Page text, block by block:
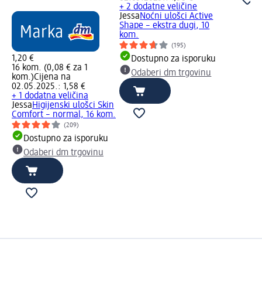
1,20 €
16 kom. (0,08 € za 1
kom.)Cijena na
02.05.2025.: 1,58 €
+ 1 dodatna veličina
JessaHigijenski ulošci Skin
Comfort – normal, 16 kom.
(209)
Dostupno za isporuku
Odaberi dm trgovinu
+ 2 dodatne veličine
JessaNoćni ulošci Active
Shape – ekstra dugi, 10
kom.
(195)
Dostupno za isporuku
Odaberi dm trgovinu